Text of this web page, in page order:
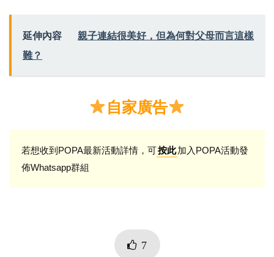
延伸內容
親子連結很美好，但為何對父母而言這樣
難？
自家廣告
若想收到POPA最新活動詳情，可按此加入POPA活動發
佈Whatsapp群組
7